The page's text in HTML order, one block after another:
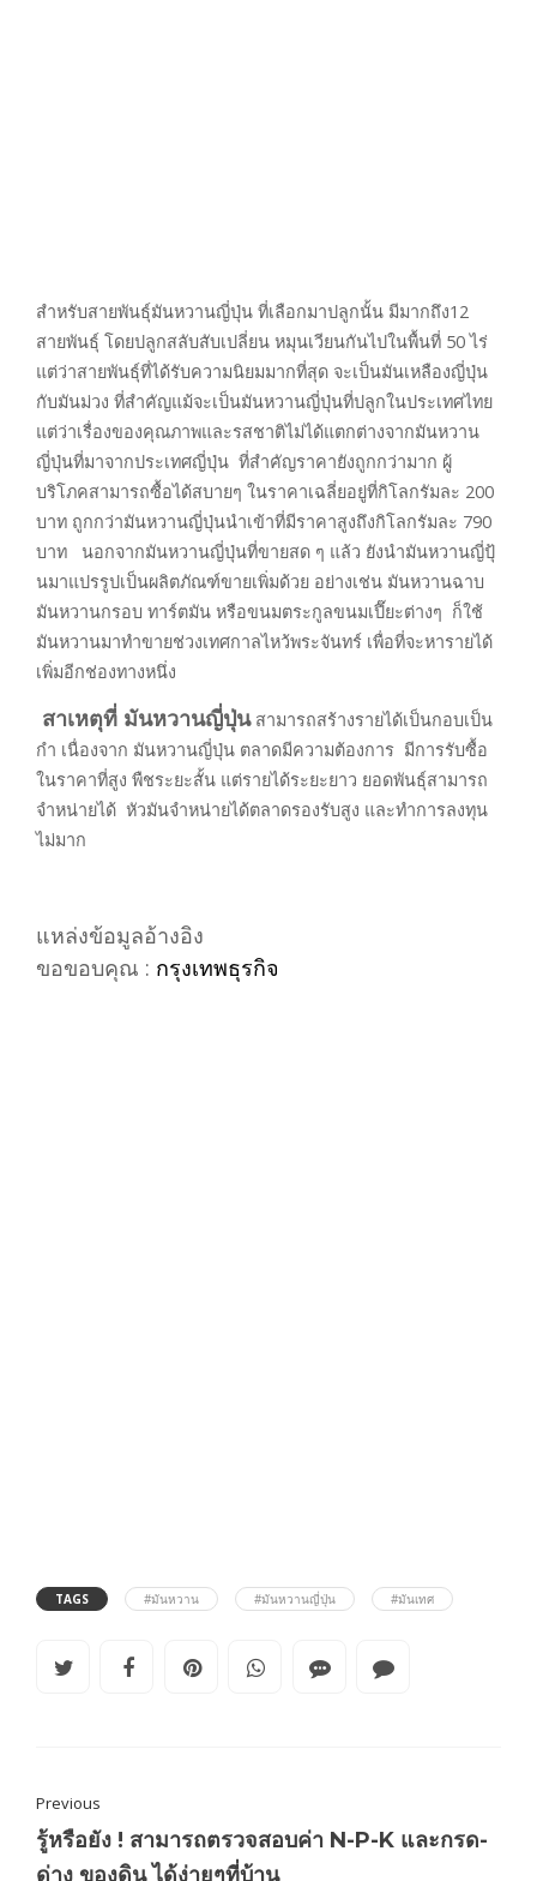
สำหรับสายพันธุ์มันหวานญี่ปุ่น ที่เลือกมาปลูกนั้น มีมากถึง12
สายพันธุ์ โดยปลูกสลับสับเปลี่ยน หมุนเวียนกันไปในพื้นที่ 50 ไร่
แต่ว่าสายพันธุ์ที่ได้รับความนิยมมากที่สุด จะเป็นมันเหลืองญี่ปุ่น
กับมันม่วง ที่สำคัญแม้จะเป็นมันหวานญี่ปุ่นที่ปลูกในประเทศไทย
แต่ว่าเรื่องของคุณภาพและรสชาติไม่ได้แตกต่างจากมันหวาน
ญี่ปุ่นที่มาจากประเทศญี่ปุ่น ที่สำคัญราคายังถูกกว่ามาก ผู้
บริโภคสามารถซื้อได้สบายๆ ในราคาเฉลี่ยอยู่ที่กิโลกรัมละ 200
บาท ถูกกว่ามันหวานญี่ปุ่นนำเข้าที่มีราคาสูงถึงกิโลกรัมละ 790
บาท นอกจากมันหวานญี่ปุ่นที่ขายสด ๆ แล้ว ยังนำมันหวานญี่ปุ้
นมาแปรรูปเป็นผลิตภัณฑ์ขายเพิ่มด้วย อย่างเช่น มันหวานฉาบ
มันหวานกรอบ ทาร์ตมัน หรือขนมตระกูลขนมเปี๊ยะต่างๆ ก็ใช้
มันหวานมาทำขายช่วงเทศกาลไหว้พระจันทร์ เพื่อที่จะหารายได้
เพิ่มอีกช่องทางหนึ่ง
สาเหตุที่ มันหวานญี่ปุ่นสามารถสร้างรายได้เป็นกอบเป็น
กำ เนื่องจาก มันหวานญี่ปุ่น ตลาดมีความต้องการ มีการรับซื้อ
ในราคาที่สูง พืชระยะสั้น แต่รายได้ระยะยาว ยอดพันธุ์สามารถ
จำหน่ายได้ หัวมันจำหน่ายได้ตลาดรองรับสูง และทำการลงทุน
ไม่มาก
แหล่งข้อมูลอ้างอิง
ขอขอบคุณ : กรุงเทพธุรกิจ
TAGS #มันหวาน #มันหวานญี่ปุ่น #มันเทศ
Previous
รู้หรือยัง ! สามารถตรวจสอบค่า N-P-K และกรด-
ด่าง ของดิน ได้ง่ายๆที่บ้าน